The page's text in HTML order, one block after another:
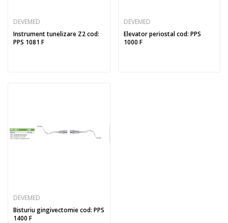
DEVEMED
Instrument tunelizare Z2 cod:
PPS 1081 F
DEVEMED
Elevator periostal cod: PPS
1000 F
DEVEMED
Bisturiu gingivectomie cod: PPS
1400 F